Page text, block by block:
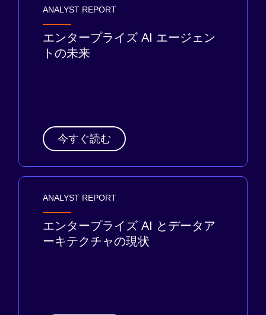
ANALYST REPORT
エンタープライズ AI エージェン
トの未来
今すぐ読む
ANALYST REPORT
エンタープライズ AI とデータア
ーキテクチャの現状